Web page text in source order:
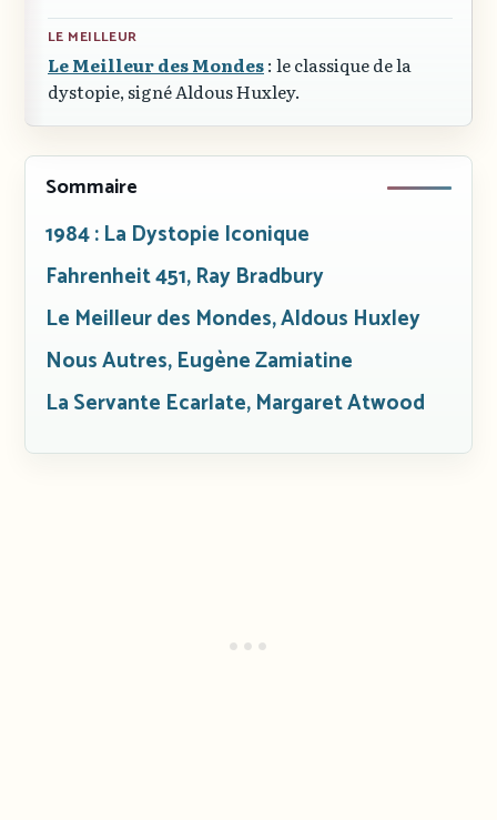
LE MEILLEUR
Le Meilleur des Mondes: le classique de la
dystopie, signé Aldous Huxley.
Sommaire
1984 : La Dystopie Iconique
Fahrenheit 451, Ray Bradbury
Le Meilleur des Mondes, Aldous Huxley
Nous Autres, Eugène Zamiatine
La Servante Ecarlate, Margaret Atwood